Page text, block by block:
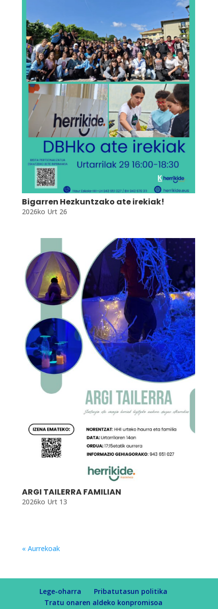
Bigarren Hezkuntzako ate irekiak!
2026ko Urt 26
ARGI TAILERRA FAMILIAN
2026ko Urt 13
« Aurrekoak
Lege-oharra
Pribatutasun politika
Tratu onaren aldeko konpromisoa